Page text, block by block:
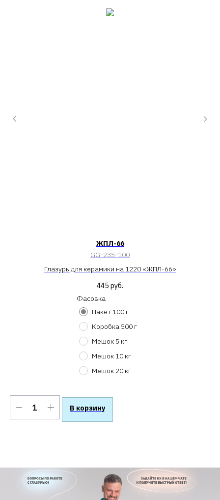
ЖПЛ-66
GG-235-100
Глазурь для керамики на 1220 «ЖПЛ-66»
445 руб.
Фасовка
Пакет 100 г
Коробка 500 г
Мешок 5 кг
Мешок 10 кг
Мешок 20 кг
В корзину